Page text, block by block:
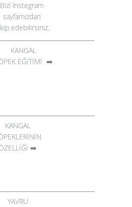
Bizi instegram
sayfamızdan
edebilirsiniz.
KANGAL
EĞİTİMİ ➡️
KANGAL
➡️
YAVRU